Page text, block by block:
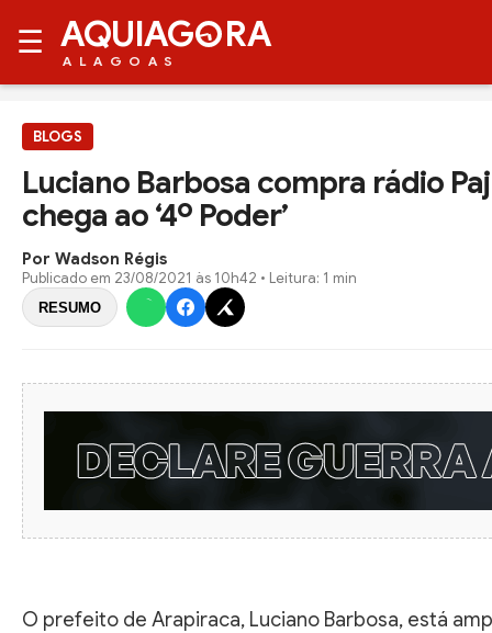
☰ AQUIAG RA
ALAGOAS
BLOGS
Luciano Barbosa compra rádio
chega ao ‘4º Poder’
Por Wadson Régis
Publicado em 23/08/2021 às 10h42 • Leitura: 1 min
RESUMO
O prefeito de Arapiraca, Luciano Barbosa, está